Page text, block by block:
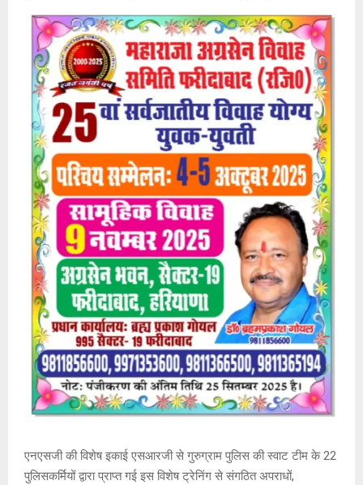
एनएसजी की विशेष इकाई एसआरजी से गुरुग्राम पुलिस की स्वाट टीम के 22
पुलिसकर्मियों द्वारा प्राप्त गई इस विशेष ट्रेनिंग से संगठित अपराधों,